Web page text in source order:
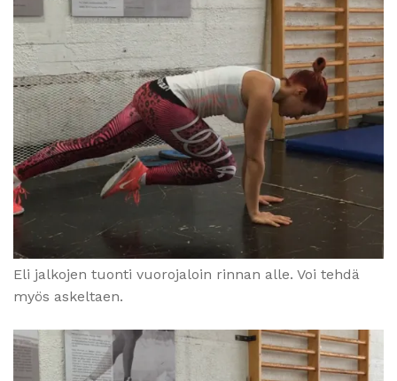
Eli jalkojen tuonti vuorojaloin rinnan alle. Voi tehdä
myös askeltaen.